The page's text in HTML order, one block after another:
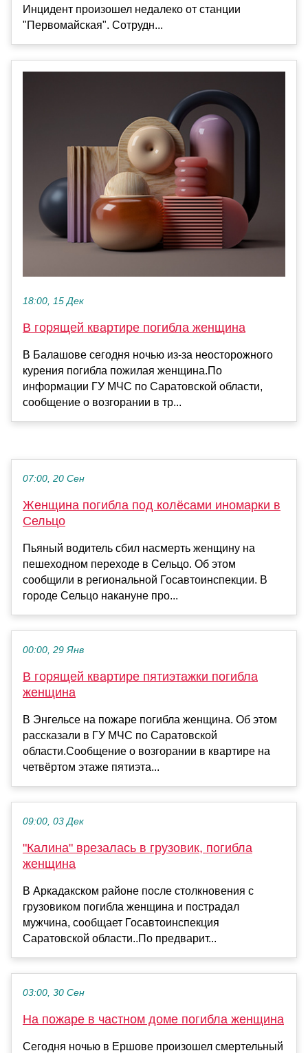
Инцидент произошел недалеко от станции
"Первомайская". Сотрудн...
18:00, 15 Дек
В горящей квартире погибла женщина
В Балашове сегодня ночью из-за неосторожного
курения погибла пожилая женщина.По
информации ГУ МЧС по Саратовской области,
сообщение о возгорании в тр...
07:00, 20 Сен
Женщина погибла под колёсами иномарки в
Сельцо
Пьяный водитель сбил насмерть женщину на
пешеходном переходе в Сельцо. Об этом
сообщили в региональной Госавтоинспекции. В
городе Сельцо накануне про...
00:00, 29 Янв
В горящей квартире пятиэтажки погибла
женщина
В Энгельсе на пожаре погибла женщина. Об этом
рассказали в ГУ МЧС по Саратовской
области.Сообщение о возгорании в квартире на
четвёртом этаже пятиэта...
09:00, 03 Дек
"Калина" врезалась в грузовик, погибла
женщина
В Аркадакском районе после столкновения с
грузовиком погибла женщина и пострадал
мужчина, сообщает Госавтоинспекция
Саратовской области..По предварит...
03:00, 30 Сен
На пожаре в частном доме погибла женщина
Сегодня ночью в Ершове произошел смертельный